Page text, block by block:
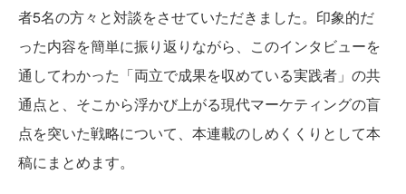
者5名の方々と対談をさせていただきました。印象的だ
った内容を簡単に振り返りながら、このインタビューを
通してわかった「両立で成果を収めている実践者」の共
通点と、そこから浮かび上がる現代マーケティングの盲
点を突いた戦略について、本連載のしめくくりとして本
稿にまとめます。